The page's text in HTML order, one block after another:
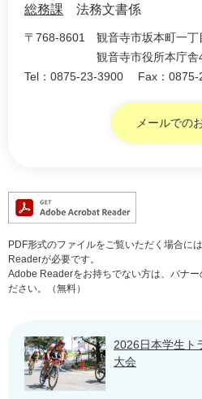
総務課 法務文書係
〒768-8601
観音寺市坂本町一丁
観音寺市役所本庁舎
Tel：0875-23-3900
Fax：
メールでの
PDF形式のファイルをご覧いただく場合に
Readerが必要です。
Adobe Readerをお持ちでない方は、バナ
ださい。（無料）
2026日本学生ト
大会